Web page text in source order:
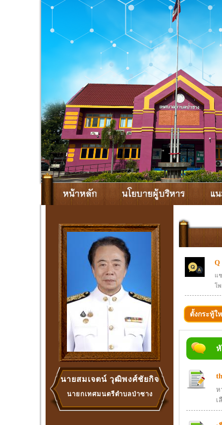
นายสมเจตน์ วุฒิพงศ์ชัยกิจ
นายกเทศมนตรีตำบลป่าซาง
Q
แ
โ
ตั้งกระทู้ใ
ห
เ